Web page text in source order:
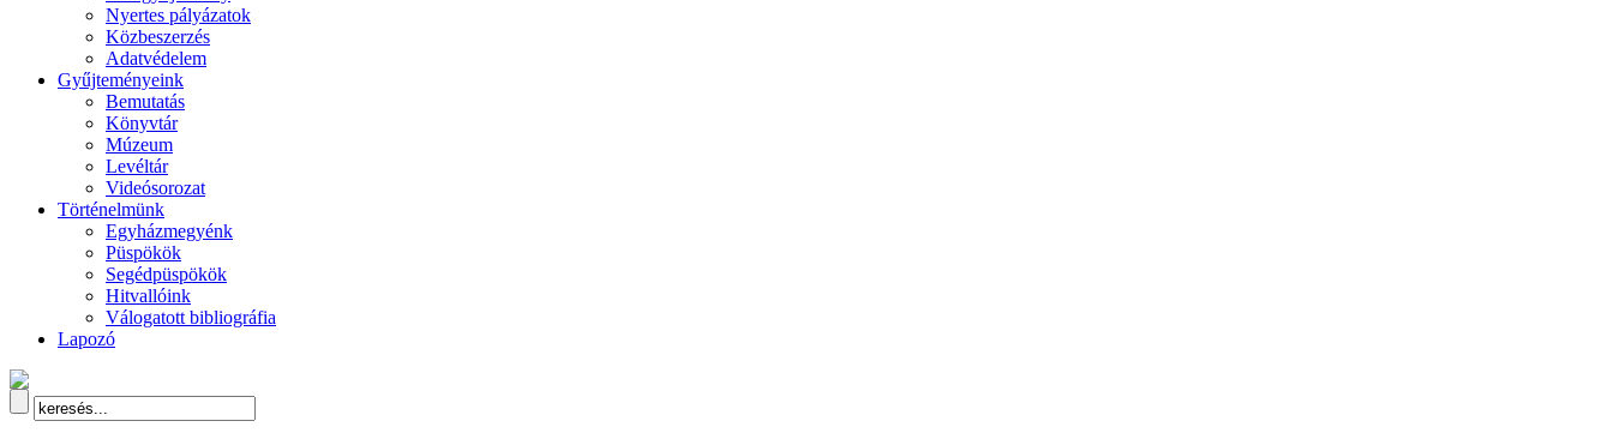
Nyertes pályázatok
Közbeszerzés
Adatvédelem
Gyűjteményeink
Bemutatás
Könyvtár
Múzeum
Levéltár
Videósorozat
Történelmünk
Egyházmegyénk
Püspökök
Segédpüspökök
Hitvallóink
Válogatott bibliográfia
Lapozó